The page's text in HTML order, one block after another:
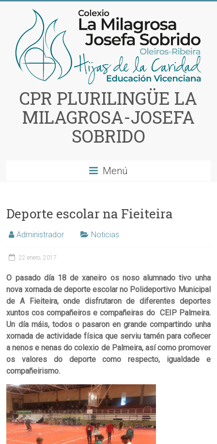
contenido
CPR PLURILINGÜE LA
MILAGROSA-JOSEFA
SOBRIDO
Menú
Deporte escolar na Fieiteira
Administrador Noticias
22 enero, 2017
O pasado día 18 de xaneiro os noso alumnado tivo unha
nova xornada de deporte escolar no Polideportivo Municipal
de A Fieiteira, onde disfrutaron de diferentes deportes
xuntos cos compañeiros e compañeiras do CEIP Palmeira.
Un día máis, todos o pasaron en grande compartindo unha
xornada de actividade física que serviu tamén para coñecer
a nenos e nenas do colexio de Palmeira, así como promover
os valores do deporte como respecto, igualdade e
compañeirismo.